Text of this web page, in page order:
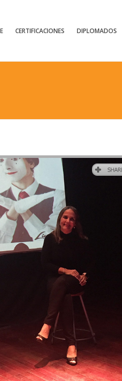
CERTIFICACIONES DIPLOMADOS